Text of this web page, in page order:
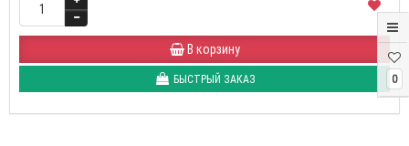
0
В корзину
БЫСТРЫЙ ЗАКАЗ